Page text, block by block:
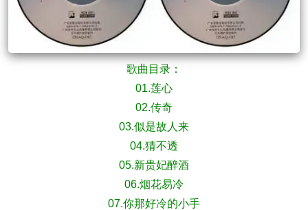
歌曲目录：
01.莲心
02.传奇
03.似是故人来
04.猜不透
05.新贵妃醉酒
06.烟花易冷
07.你那好冷的小手